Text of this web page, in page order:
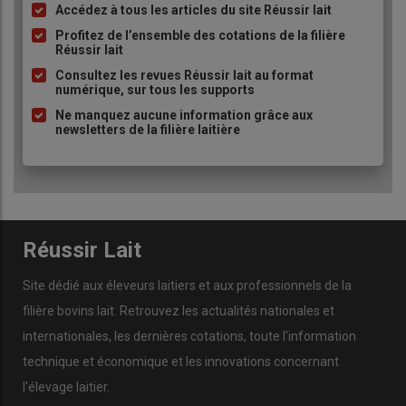
Le curage est désormais réalisé deux fois par semaine, vu la
densité animale sur l’aire paillée (6 m2/VL). © E. Bignon
couchagepar vache approchait les 10 m
sphincters se referment. Mais l’installation du
chamboulé cet équilibre : le couchage s’est notamment réduit
à 6 m2par vache après la suppression de deux travées pour
réaménager la stabulation, ainsi que l’augmentation des
effectifs d’une trentaine de vaches pour amortir
Liste
à
puce
Accédez à tous les articles du site Réussir lait
Profitez de l’ensemble des cotations de la filière
Réussir lait
Consultez les revues Réussir lait au format
numérique, sur tous les supports
Ne manquez aucune information grâce aux
newsletters de la filière laitière
Réussir Lait
Site dédié aux éleveurs laitiers et aux professionnels de la
filière bovins lait. Retrouvez les actualités nationales et
internationales, les dernières cotations, toute l'information
technique et économique et les innovations concernant
l'élevage laitier.